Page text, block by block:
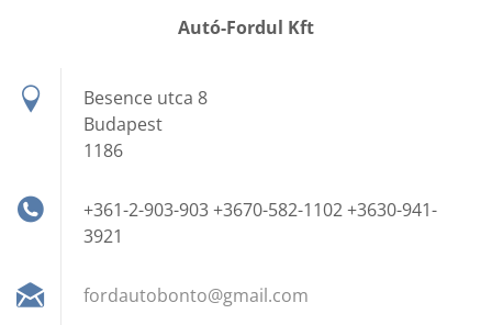
Autó-Fordul Kft
Besence utca 8
Budapest
1186
+361-2-903-903 +3670-582-1102 +3630-941-
3921
fordautobonto@gmail.com